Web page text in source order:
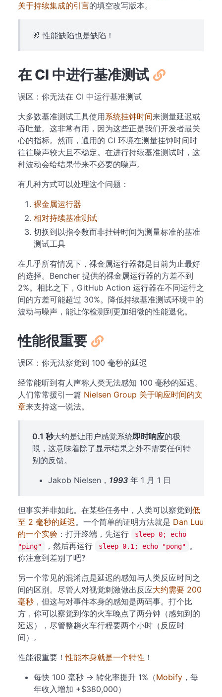
关于持续集成的引言的填空改写版本。
🐰 性能缺陷也是缺陷！
在 CI 中进行基准测试
误区：你无法在 CI 中运行基准测试
大多数基准测试工具使用系统挂钟时间来测量延迟或
吞吐量。这非常有用，因为这些正是我们开发者最关
心的指标。然而，通用的 CI 环境在测量挂钟时间时
往往噪声较大且不稳定。在进行持续基准测试时，这
种波动会给结果带来不必要的噪声。
有几种方式可以处理这个问题：
裸金属运行器
相对持续基准测试
切换到以指令数而非挂钟时间为测量标准的基准
测试工具
在几乎所有情况下，裸金属运行器都是目前为止最好
的选择。Bencher 提供的裸金属运行器的方差不到
2%。相比之下，GitHub Action 运行器在不同运行之
间的方差可能超过 30%。降低持续基准测试环境中的
波动与噪声，能让你检测到更加细微的性能退化。
性能很重要
误区：你无法察觉到 100 毫秒的延迟
经常能听到有人声称人类无法感知 100 毫秒的延迟。
人们常常援引一篇 Nielsen Group 关于响应时间的文
章来支持这一说法。
0.1 秒大约是让用户感觉系统即时响应的极
限，这意味着除了显示结果之外不需要任何特
别的反馈。
Jakob Nielsen， 1993 年 1 月 1 日
但事实并非如此。在某些任务中，人类可以察觉到低
至 2 毫秒的延迟。一个简单的证明方法就是 Dan Luu
的一个实验 ：打开终端，先运行
sleep 0; echo
"ping"
，然后再运行 sleep 0.1; echo "pong"
。
你注意到差别了吧‽
另一个常见的混淆点是延迟的感知与人类反应时间之
间的区别。尽管人对视觉刺激做出反应大约需要 200
毫秒 ，但这与对事件本身的感知是两码事。打个比
方，你可以察觉到你的火车晚点了两分钟（感知到的
延迟），尽管整趟火车行程要两个小时（反应时
间）。
性能很重要！性能本身就是一个特性 ！
每快 100 毫秒 → 转化率提升 1%（Mobify ，每
年收入增加 +$380,000）